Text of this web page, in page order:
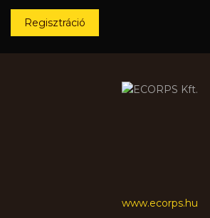
Regisztráció
www.ecorps.hu